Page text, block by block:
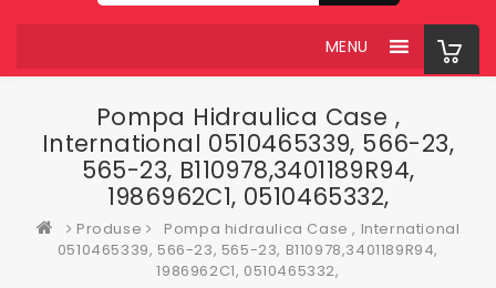
MENU
Pompa Hidraulica Case ,
International 0510465339, 566-23,
565-23, B110978,3401189R94,
1986962C1, 0510465332,
Produse
Pompa hidraulica Case , International
0510465339, 566-23, 565-23, B110978,3401189R94,
1986962C1, 0510465332,